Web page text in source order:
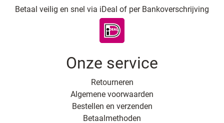
Betaal veilig en snel via iDeal of per Bankoverschrijving
Onze service
Retourneren
Algemene voorwaarden
Bestellen en verzenden
Betaalmethoden